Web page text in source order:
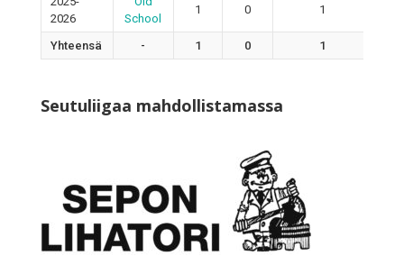
2026
School
1 0 1
Yhteensä - 1 0 1
Seutuliigaa mahdollistamassa